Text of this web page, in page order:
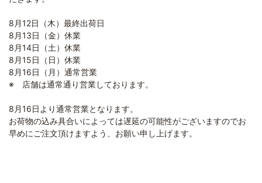
8月12日（木）最終出荷日
8月13日（金）休業
8月14日（土）休業
8月15日（日）休業
8月16日（月）通常営業
※ 店舗は通常通り営業しております。
8月16日より通常営業となります。
お荷物の込み具合いによっては遅延の可能性がございますのでお
早めにご注文頂けますよう、お願い申し上げます。